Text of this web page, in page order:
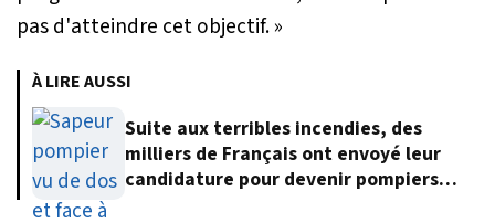
pas d'atteindre cet objectif. »
À LIRE AUSSI
Suite aux terribles incendies, des
milliers de Français ont envoyé leur
candidature pour devenir pompiers